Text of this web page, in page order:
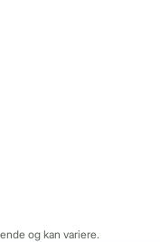
og kan variere.